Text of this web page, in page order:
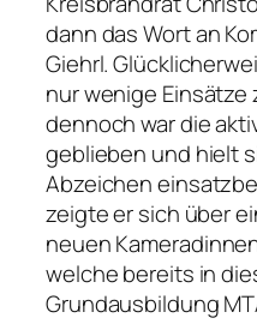
dann das Wort an
Giehrl.
nur wenige Einsätze
dennoch war die
geblieben und hielt
Abzeichen
zeigte er sich über
neuen
welche bereits in
Grundausbildung